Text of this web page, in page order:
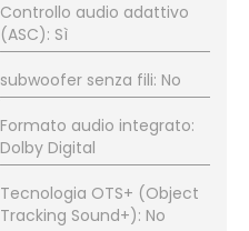
Controllo audio adattivo
(ASC): Sì
subwoofer senza fili: No
Formato audio integrato:
Dolby Digital
Tecnologia OTS+ (Object
Tracking Sound+): No